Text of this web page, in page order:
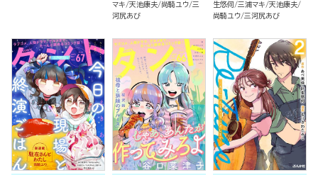
マキ 天池康夫 尚騎ユウ 三
河尻あび
生悠伺 三浦マキ 天池康夫
尚騎ユウ 三河尻あび